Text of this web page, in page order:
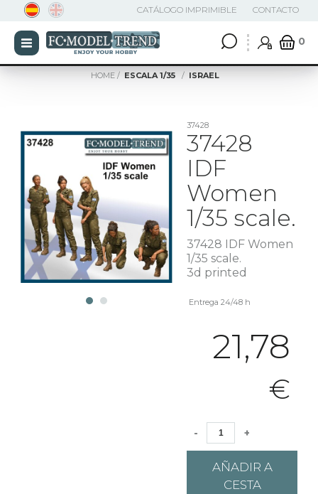
0
CATÁLOGO IMPRIMIBLE CONTACTO
HOME ESCALA 1/35 ISRAEL
37428
37428
IDF
Women
1/35 scale.
37428 IDF Women
1/35 scale.
3d printed
Entrega 24/48 h
21,78
€
- +
AÑADIR A
CESTA